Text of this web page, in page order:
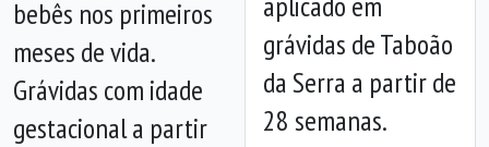
grávidas de Taboão
da Serra a partir de
28 semanas.
bebês nos primeiros
meses de vida.
Grávidas com idade
gestacional a partir